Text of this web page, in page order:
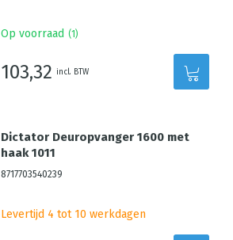
Op voorraad (1 )
103,32 incl. BTW
Dictator Deuropvanger 1600 met
haak 1011
8717703540239
Levertijd 4 tot 10 werkdagen